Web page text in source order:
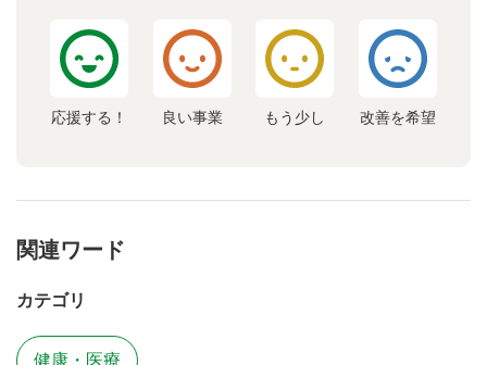
応援する！ 良い事業 もう少し 改善を希望
関連ワード
カテゴリ
健康・医療